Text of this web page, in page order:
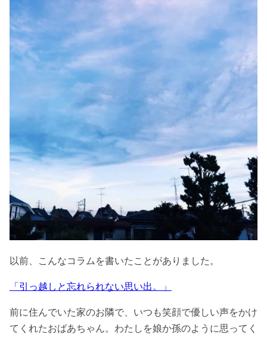
以前、こんなコラムを書いたことがありました。
「引っ越しと忘れられない思い出。」
前に住んでいた家のお隣で、いつも笑顔で優しい声をかけ
てくれたおばあちゃん。わたしを娘か孫のように思ってく